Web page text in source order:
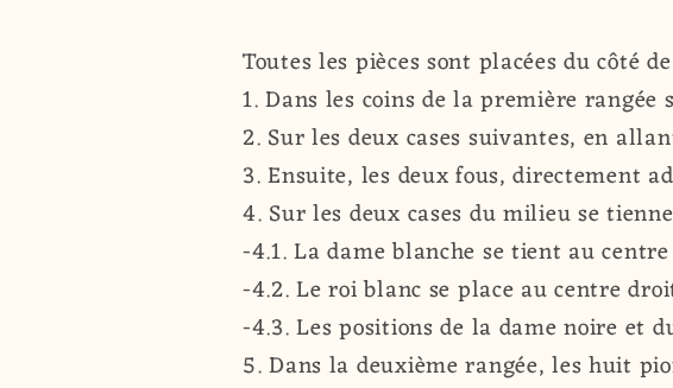
Toutes les pièces sont placées du côté
1. Dans les coins de la première
2. Sur les deux cases suivantes, en
3. Ensuite, les deux fous, directement
4. Sur les deux cases du milieu se
-4.1. La dame blanche se tient au
-4.2. Le roi blanc se place au centre
-4.3. Les positions de la dame noire et
5. Dans la deuxième rangée, les huit